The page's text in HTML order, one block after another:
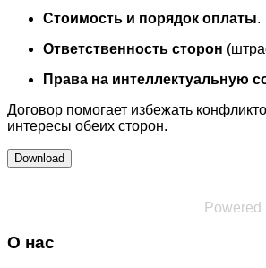
Стоимость и порядок оплаты.
Ответственность сторон
Права на интеллектуальную
Договор помогает избежать
интересы обеих сторон.
Powered
О нас